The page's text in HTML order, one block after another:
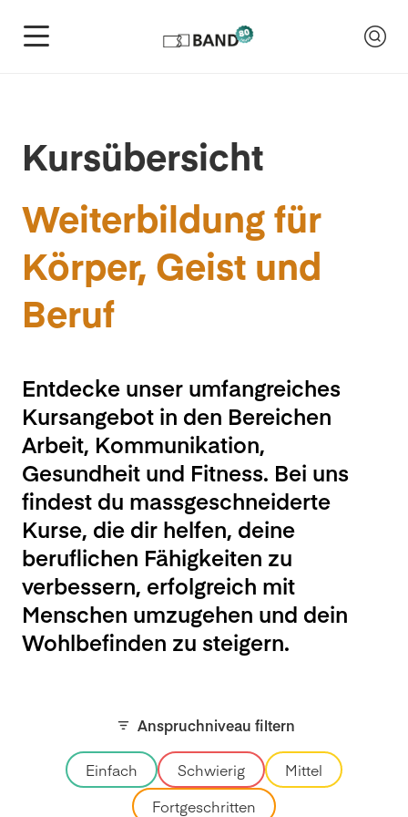
Kursübersicht
Weiterbildung für
Körper, Geist und
Beruf
Entdecke unser umfangreiches
Kursangebot in den Bereichen
Arbeit, Kommunikation,
Gesundheit und Fitness. Bei uns
findest du massgeschneiderte
Kurse, die dir helfen, deine
beruflichen Fähigkeiten zu
verbessern, erfolgreich mit
Menschen umzugehen und dein
Wohlbefinden zu steigern.
Anspruchniveau filtern
Einfach Schwierig
Mittel
Fortgeschritten